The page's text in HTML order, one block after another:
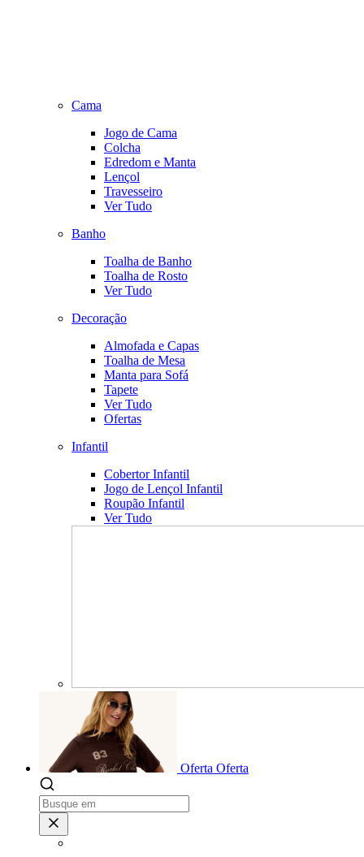
Cama
Jogo de Cama
Colcha
Edredom e Manta
Lençol
Travesseiro
Ver Tudo
Banho
Toalha de Banho
Toalha de Rosto
Ver Tudo
Decoração
Almofada e Capas
Toalha de Mesa
Manta para Sofá
Tapete
Ver Tudo
Ofertas
Infantil
Cobertor Infantil
Jogo de Lençol Infantil
Roupão Infantil
Ver Tudo
Oferta Oferta